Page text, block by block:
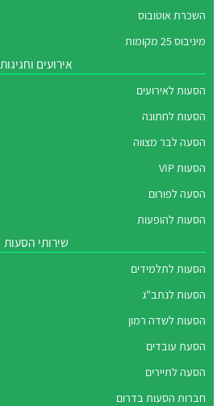
השכרת אוטובוס
מיניבוס 25 מקומות
אירועים וחגיגות
הסעות לאירועים
הסעות לחתונה
הסעה לבר מצווה
הסעות VIP
הסעה לפורום
הסעות להופעות
שירותי הסעות
הסעות לתלמידים
הסעות לנתב"ג
הסעות לשדה רמון
הסעת עובדים
הסעה לתיירים
חברות הסעות בדרום